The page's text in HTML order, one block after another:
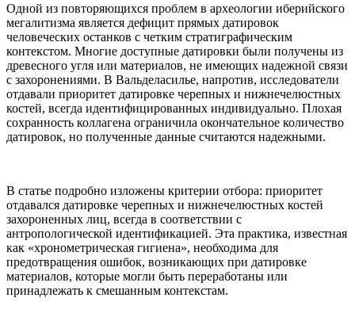
Одной из повторяющихся проблем в археологии иберийского
мегалитизма является дефицит прямых датировок
человеческих останков с четким стратиграфическим
контекстом. Многие доступные датировки были получены из
древесного угля или материалов, не имеющих надежной связи
с захоронениями. В Вальделасилье, напротив, исследователи
отдавали приоритет датировке черепных и нижнечелюстных
костей, всегда идентифицированных индивидуально. Плохая
сохранность коллагена ограничила окончательное количество
датировок, но полученные данные считаются надежными.
В статье подробно изложены критерии отбора: приоритет
отдавался датировке черепных и нижнечелюстных костей
захороненных лиц, всегда в соответствии с
антропологической идентификацией. Эта практика, известная
как «хронометрическая гигиена», необходима для
предотвращения ошибок, возникающих при датировке
материалов, которые могли быть переработаны или
принадлежать к смешанным контекстам.